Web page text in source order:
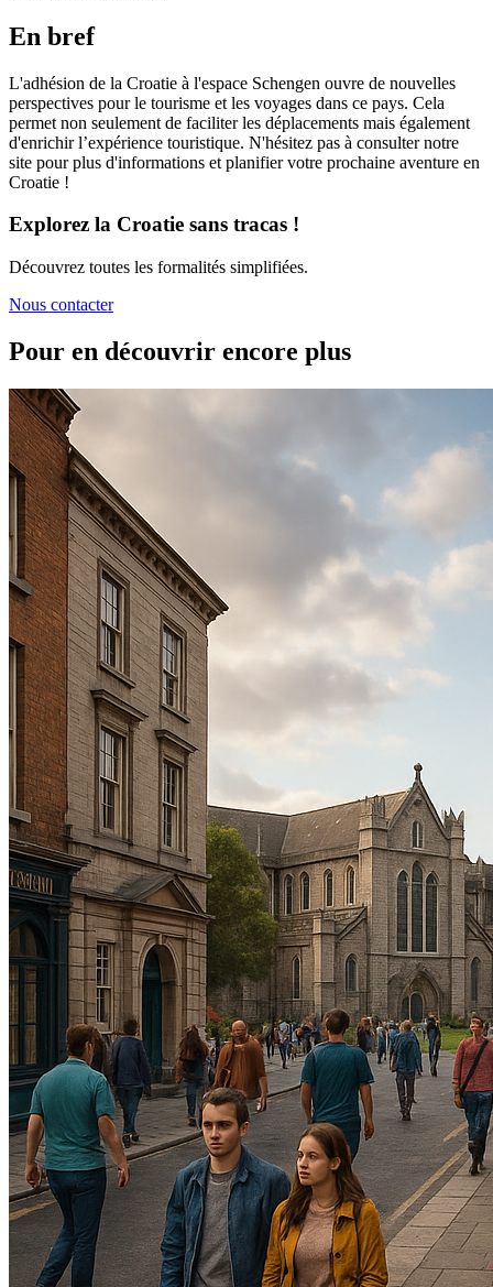
En bref
L'adhésion de la Croatie à l'espace Schengen ouvre de nouvelles
perspectives pour le tourisme et les voyages dans ce pays. Cela
permet non seulement de faciliter les déplacements mais également
d'enrichir l’expérience touristique. N'hésitez pas à consulter notre
site pour plus d'informations et planifier votre prochaine aventure en
Croatie !
Explorez la Croatie sans tracas !
Découvrez toutes les formalités simplifiées.
Nous contacter
Pour en découvrir encore plus